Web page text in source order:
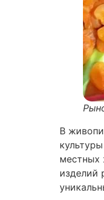
В
местных
изделий